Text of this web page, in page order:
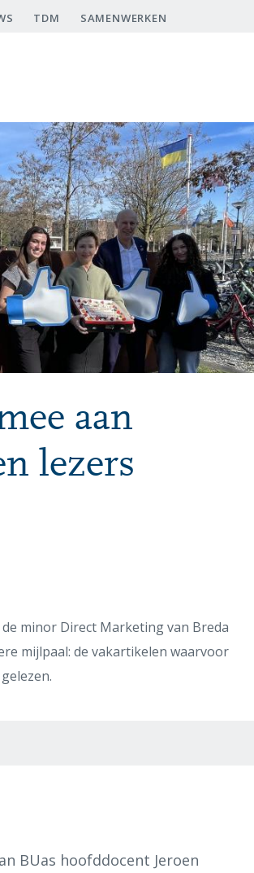
TDM SAMENWERKEN
aan
lezers
minor Direct Marketing van Breda
mijlpaal: de vakartikelen waarvoor
BUas hoofddocent Jeroen